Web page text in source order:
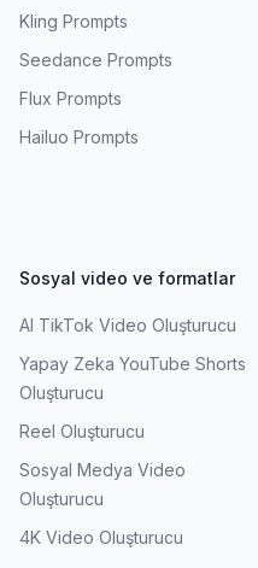
Kling Prompts
Seedance Prompts
Flux Prompts
Hailuo Prompts
Sosyal video ve formatlar
AI TikTok Video Oluşturucu
Yapay Zeka YouTube Shorts
Oluşturucu
Reel Oluşturucu
Sosyal Medya Video
Oluşturucu
4K Video Oluşturucu